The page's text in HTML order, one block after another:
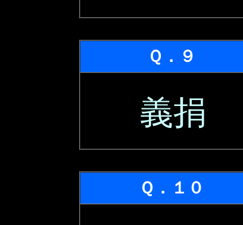
Ｑ．９
義捐
Ｑ．１０